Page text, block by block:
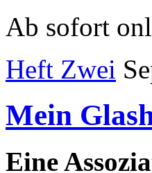
Ab sofort
Heft Zwei
Mein
Eine